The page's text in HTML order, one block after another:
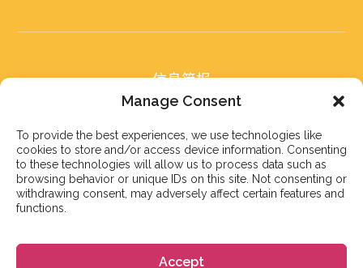
Manage Consent
To provide the best experiences, we use technologies like
cookies to store and/or access device information. Consenting
to these technologies will allow us to process data such as
browsing behavior or unique IDs on this site. Not consenting or
withdrawing consent, may adversely affect certain features and
functions.
Accept
信息简报
订阅我们的信息简报
订阅